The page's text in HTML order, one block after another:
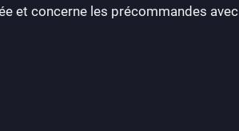
et concerne les précommandes avec